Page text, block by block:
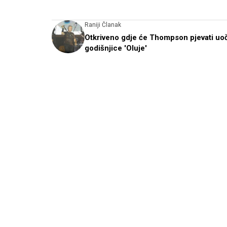
Raniji Članak
Otkriveno gdje će Thompson pjevati
godišnjice 'Oluje'